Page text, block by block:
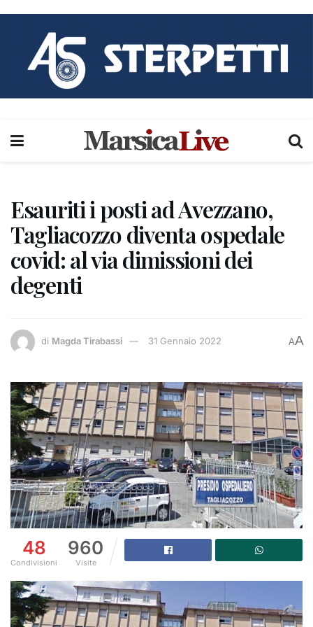
Esauriti i posti ad Avezzano,
Tagliacozzo diventa ospedale
covid: al via dimissioni dei
degenti
di Magda Tirabassi 31 Gennaio 2022 AA
48
Condivisioni
960
Visite